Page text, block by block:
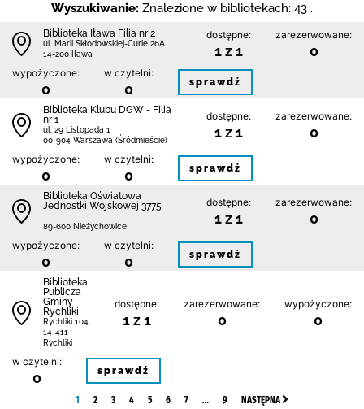
Wyszukiwanie: Znalezione w bibliotekach: 43 .
Biblioteka Iława Filia nr 2
ul. Marii Skłodowskiej-Curie 26A
14-200 Iława
dostępne:
1 z 1
zarezerwowane:
0
wypożyczone:
0
w czytelni:
0 sprawdź
Biblioteka Klubu DGW - Filia
nr 1
ul. 29 Listopada 1
00-904 Warszawa (Śródmieście)
dostępne:
1 z 1
zarezerwowane:
0
wypożyczone:
0
w czytelni:
0 sprawdź
Biblioteka Oświatowa
Jednostki Wojskowej 3775
89-600 Nieżychowice
dostępne:
1 z 1
zarezerwowane:
0
wypożyczone:
0
w czytelni:
0 sprawdź
Biblioteka
Publicza
Gminy
Rychliki
Rychliki 104
14-411
Rychliki
dostępne:
1 z 1
zarezerwowane:
0
wypożyczone:
0
w czytelni:
0 sprawdź
1 2 3 4 5 6 7 … 9 NASTĘPNA